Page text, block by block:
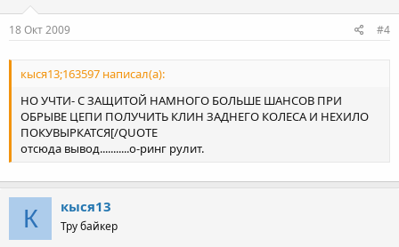
18 Окт 2009 #4
кыся13;163597 написал(а):
НО УЧТИ- С ЗАЩИТОЙ НАМНОГО БОЛЬШЕ ШАНСОВ ПРИ
ОБРЫВЕ ЦЕПИ ПОЛУЧИТЬ КЛИН ЗАДНЕГО КОЛЕСА И НЕХИЛО
ПОКУВЫРКАТСЯ[/QUOTE
отсюда вывод...........о-ринг рулит.
К кыся13
Тру байкер